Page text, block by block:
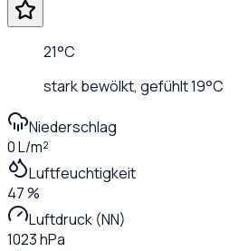
21°C
stark bewölkt, gefühlt19°C
Niederschlag
0 L/m²
Luftfeuchtigkeit
47 %
Luftdruck (NN)
1023 hPa